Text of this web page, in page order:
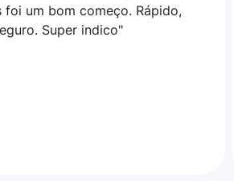
foi um bom começo. Rápido,
Super indico"